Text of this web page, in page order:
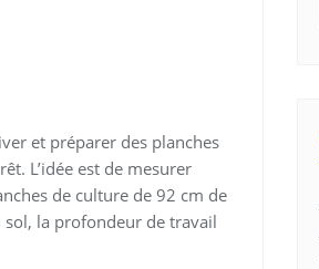
et préparer des planches
L’idée est de mesurer
de culture de 92 cm de
sol, la profondeur de travail